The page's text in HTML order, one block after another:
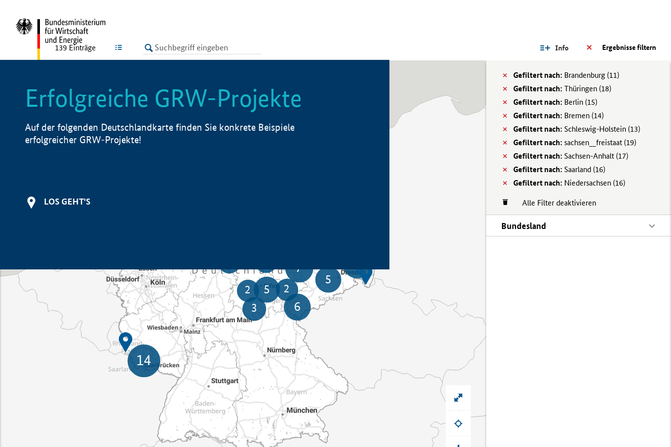
LISTE Ergebnisse filtern
Info
Gefiltert nach: Brandenburg (11)
Gefiltert nach: Thüringen (18)
Gefiltert nach: Berlin (15)
Gefiltert nach: Bremen (14)
Gefiltert nach: Schleswig-Holstein (13)
Gefiltert nach: sachsen__freistaat (19)
Gefiltert nach: Sachsen-Anhalt (17)
Gefiltert nach: Saarland (16)
Gefiltert nach: Niedersachsen (16)
Alle Filter deaktivieren
Bundesland
139 Einträge
Erfolgreiche GRW-Projekte
Auf der folgenden Deutschlandkarte finden Sie konkrete Beispiele
erfolgreicher GRW-Projekte!
LOS GEHT'S